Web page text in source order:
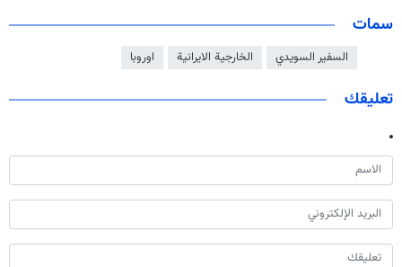
سمات
السفير السويدي الخارجية الايرانية اوروبا
تعليقك